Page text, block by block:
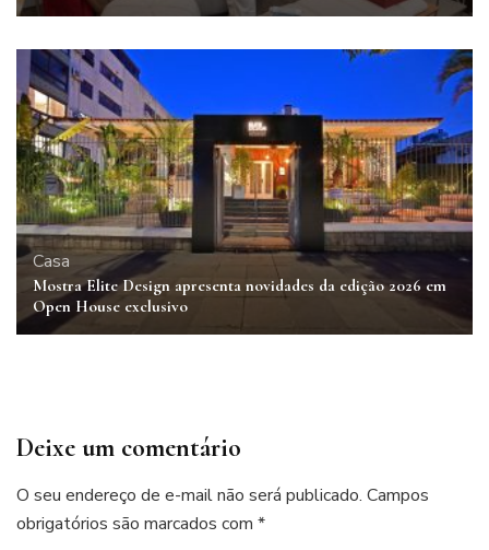
Casa
Mostra Elite Design apresenta novidades da edição 2026 em
Open House exclusivo
Deixe um comentário
O seu endereço de e-mail não será publicado. Campos
obrigatórios são marcados com *